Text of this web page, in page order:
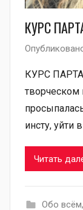
КУРС
КУРС ПАРТА
творческом
инсту, уйти
Читать
Обо всём,